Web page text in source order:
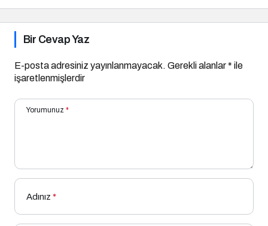
Bir Cevap Yaz
E-posta adresiniz yayınlanmayacak. Gerekli alanlar* ile
işaretlenmişlerdir
Yorumunuz *
Adınız *